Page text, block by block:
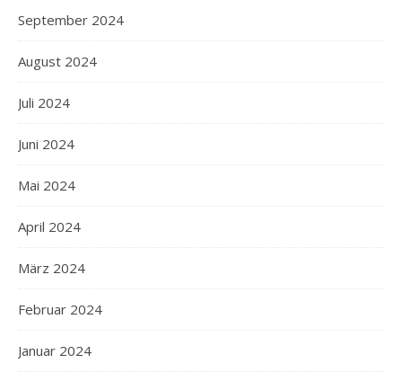
September 2024
August 2024
Juli 2024
Juni 2024
Mai 2024
April 2024
März 2024
Februar 2024
Januar 2024